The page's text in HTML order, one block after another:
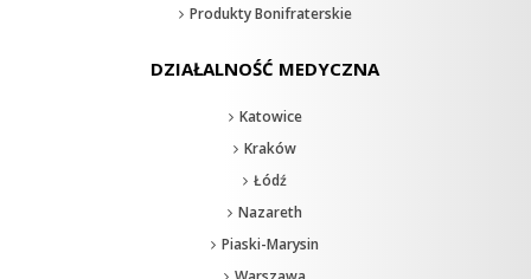
Produkty Bonifraterskie
DZIAŁALNOŚĆ MEDYCZNA
Katowice
Kraków
Łódź
Nazareth
Piaski-Marysin